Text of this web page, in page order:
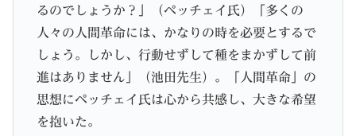
るのでしょうか？」（ペッチェイ氏）「多くの
人々の人間革命には、かなりの時を必要とするで
しょう。しかし、行動せずして種をまかずして前
進はありません」（池田先生）。「人間革命」の
思想にペッチェイ氏は心から共感し、大きな希望
を抱いた。